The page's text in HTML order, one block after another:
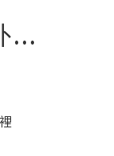
...